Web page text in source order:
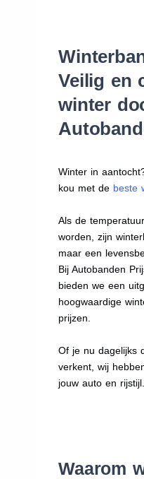
Veilig en
winter
Winter in
kou met de beste
Als de
worden, zijn
maar een
Bij Autobanden
bieden we een
hoogwaardige
prijzen.
Of je nu dagelijks
verkent, wij
jouw auto en rijstijl.
Waarom